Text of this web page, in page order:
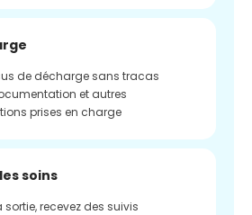
de décharge sans tracas
et autres
prises en charge
soins
sortie, recevez des suivis